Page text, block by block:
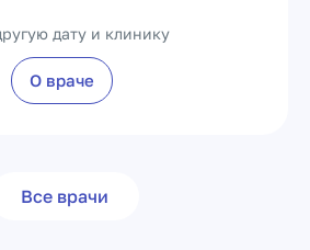
дату и клинику
О враче
Все врачи